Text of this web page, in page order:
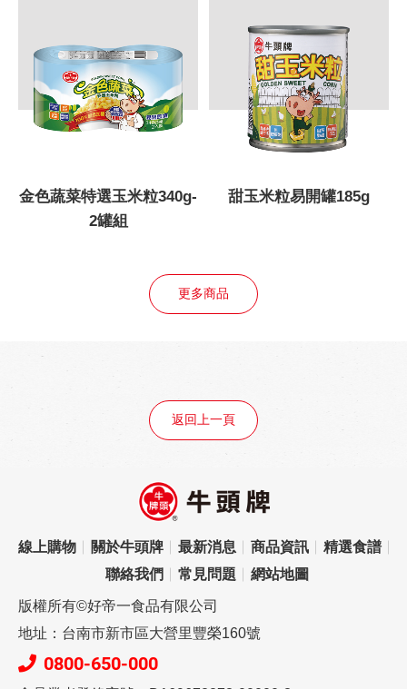
色蔬菜特選玉米粒340g-
2罐組
甜玉米粒易開罐185g
更多商品
返回上一頁
線上購物 關於牛頭牌 最新消息 商品資訊
精選食譜
聯絡我們
常見問題 網站地圖
版權所有©好帝一食品有限公司
地址：台南市新市區大營里豐榮160號
0800-650-000